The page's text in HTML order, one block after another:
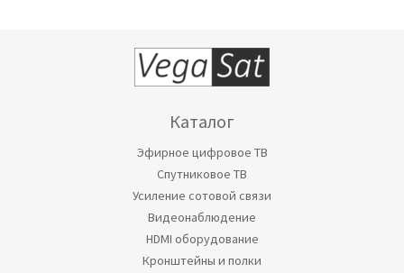
Каталог
Эфирное цифровое ТВ
Спутниковое ТВ
Усиление сотовой связи
Видеонаблюдение
HDMI оборудование
Кронштейны и полки